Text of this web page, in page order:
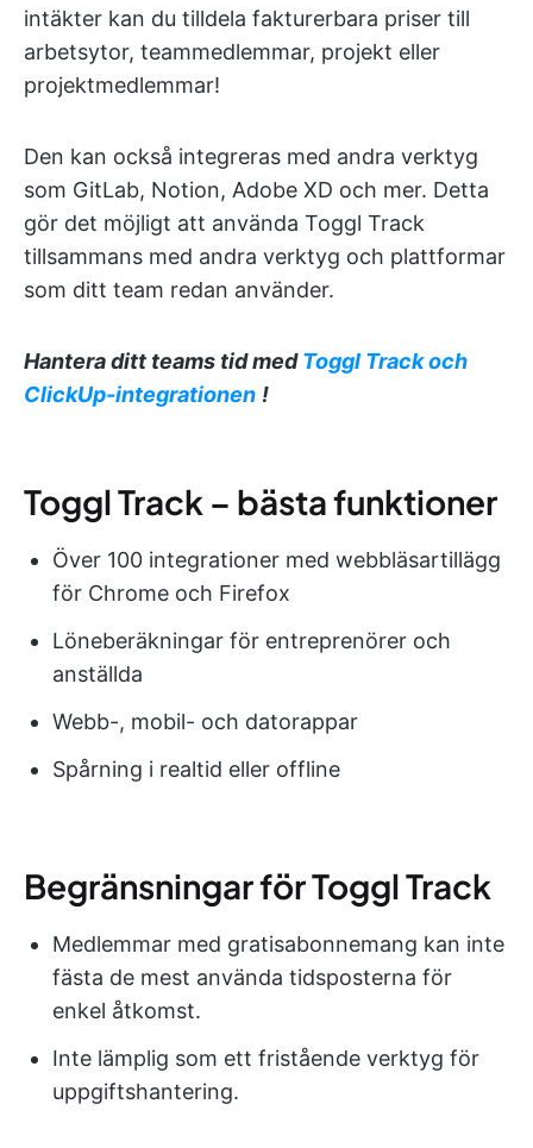
intäkter kan du tilldela fakturerbara priser till
arbetsytor, teammedlemmar, projekt eller
projektmedlemmar!
Den kan också integreras med andra verktyg
som GitLab, Notion, Adobe XD och mer. Detta
gör det möjligt att använda Toggl Track
tillsammans med andra verktyg och plattformar
som ditt team redan använder.
Hantera ditt teams tid medToggl Track och
ClickUp-integrationen !
Toggl Track – bästa funktioner
Över 100 integrationer med webbläsartillägg
för Chrome och Firefox
Löneberäkningar för entreprenörer och
anställda
Webb-, mobil- och datorappar
Spårning i realtid eller offline
Begränsningar för Toggl Track
Medlemmar med gratisabonnemang kan inte
fästa de mest använda tidsposterna för
enkel åtkomst.
Inte lämplig som ett fristående verktyg för
uppgiftshantering.